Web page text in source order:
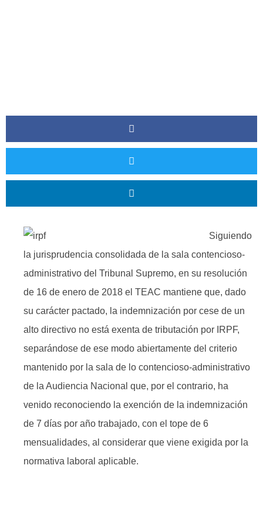
Siguiendo
la jurisprudencia consolidada de la sala contencioso-
administrativo del Tribunal Supremo, en su resolución
de 16 de enero de 2018 el TEAC mantiene que, dado
su carácter pactado, la indemnización por cese de un
alto directivo no está exenta de tributación por IRPF,
separándose de ese modo abiertamente del criterio
mantenido por la sala de lo contencioso-administrativo
de la Audiencia Nacional que, por el contrario, ha
venido reconociendo la exención de la indemnización
de 7 días por año trabajado, con el tope de 6
mensualidades, al considerar que viene exigida por la
normativa laboral aplicable.